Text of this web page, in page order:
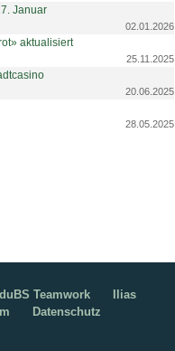
Januar
02.01.2026
aktualisiert
25.11.2025
20.06.2025
28.05.2025
Teamwork
Ilias
Datenschutz